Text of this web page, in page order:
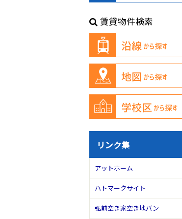
賃貸物件検索
リンク集
アットホーム
ハトマークサイト
弘前空き家空き地バン